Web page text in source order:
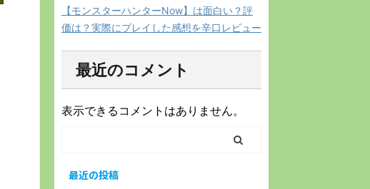
【モンスターハンターNow】は面白い？評
価は？実際にプレイした感想を辛口レビュー
最近のコメント
表示できるコメントはありません。
最近の投稿